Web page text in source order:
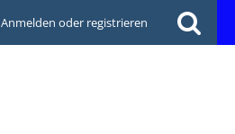
Anmelden oder registrieren